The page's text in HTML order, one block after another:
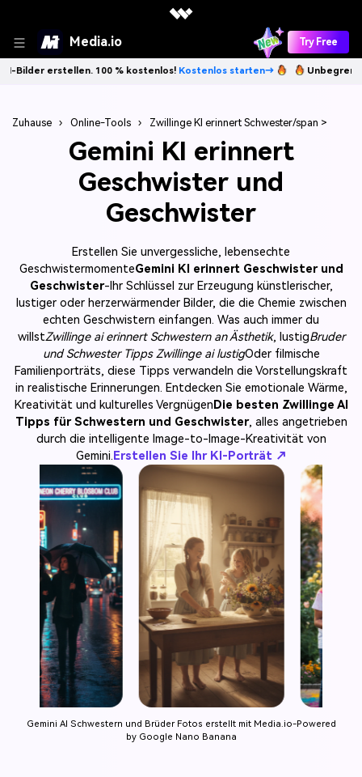
Media.io Try Free
100 % kostenlos!Kostenlos starten→ Unbegrenzt KI-Bilder
Zuhause › Online-Tools › Zwillinge KI erinnert Schwester/span >
Gemini KI erinnert
Geschwister und
Geschwister
Erstellen Sie unvergessliche, lebensechte
GeschwistermomenteGemini KI erinnert Geschwister und
Geschwister-Ihr Schlüssel zur Erzeugung künstlerischer,
lustiger oder herzerwärmender Bilder, die die Chemie zwischen
echten Geschwistern einfangen. Was auch immer du
willstZwillinge ai erinnert Schwestern an Ästhetik, lustigBruder
und Schwester Tipps Zwillinge ai lustigOder filmische
Familienporträts, diese Tipps verwandeln die Vorstellungskraft
in realistische Erinnerungen. Entdecken Sie emotionale Wärme,
Kreativität und kulturelles Vergnügen Die besten Zwillinge AI
Tipps für Schwestern und Geschwister, alles angetrieben
durch die intelligente Image-to-Image-Kreativität von
Gemini. Erstellen Sie Ihr KI-Porträt ↗
Gemini AI Schwestern und Brüder Fotos erstellt mit Media.io-Powered
by Google Nano Banana